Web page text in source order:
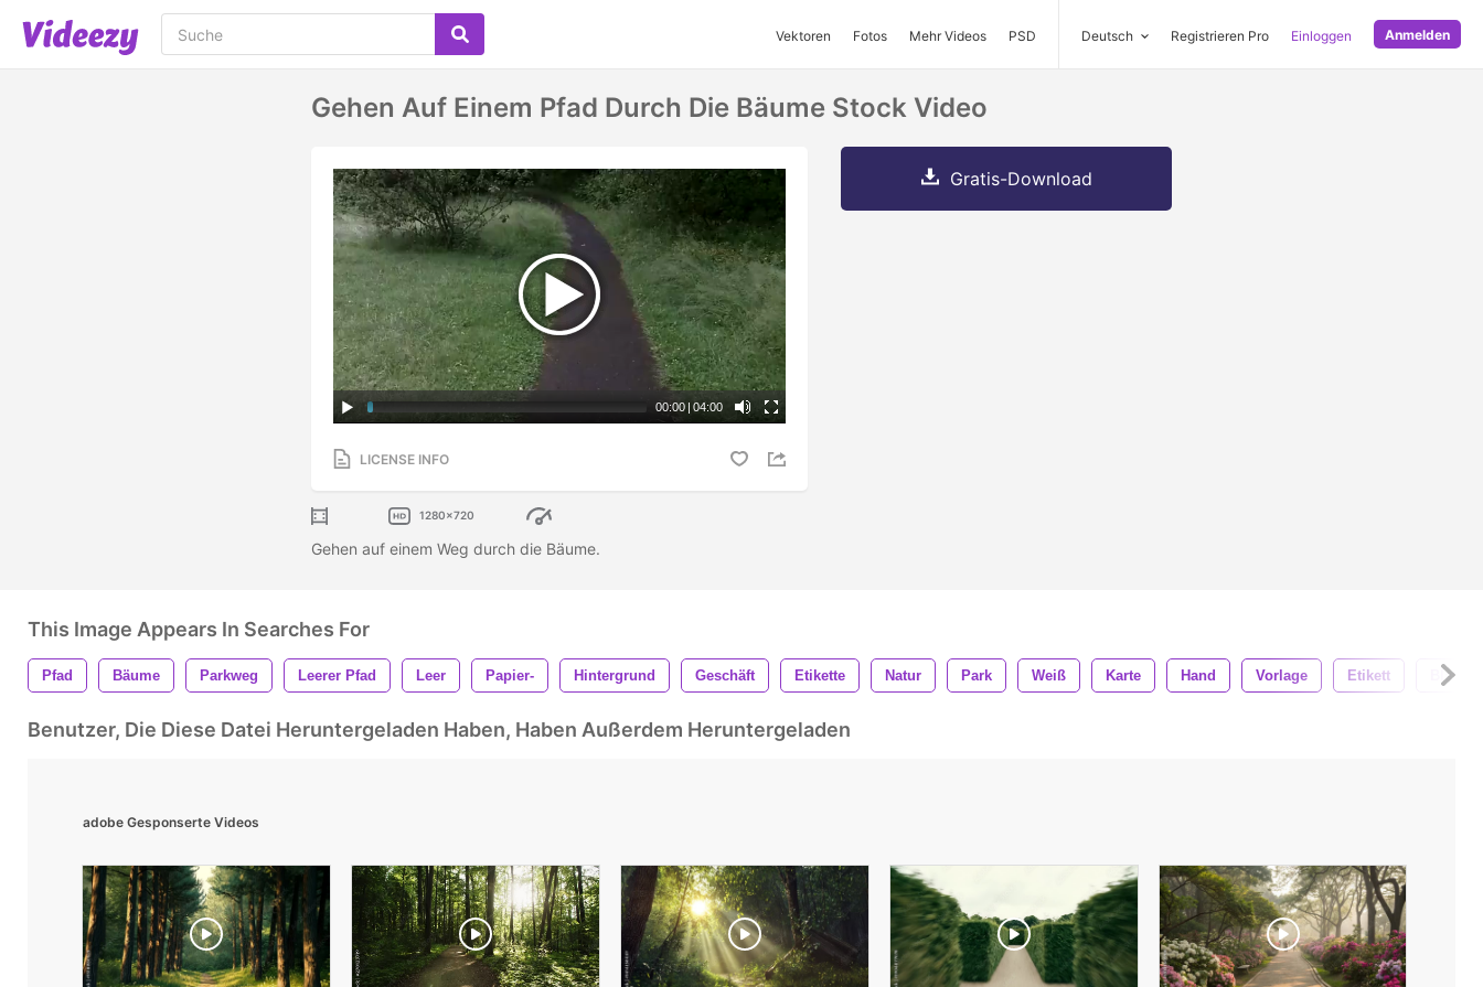
Vektoren Fotos Mehr Videos PSD Deutsch Registrieren Pro Einloggen Anmelden
Gehen Auf Einem Pfad Durch Die Bäume Stock Video
00:00 | 04:00
LICENSE INFO
1280x720
Gehen auf einem Weg durch die Bäume.
Gratis-Download
This Image Appears In Searches For
Pfad Bäume Parkweg Leerer Pfad Leer Papier- Hintergrund Geschäft Etikette Natur Park Weiß Karte Hand Vorlage Etikett Blatt
Benutzer, Die Diese Datei Heruntergeladen Haben, Haben Außerdem Heruntergeladen
adobe Gesponserte Videos